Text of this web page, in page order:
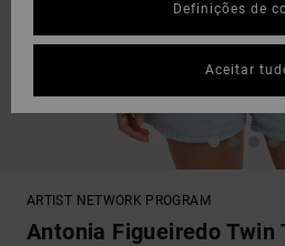
ARTIST NETWORK PROGRAM
Antonia Figueiredo Twin
Definições de
Aceitar